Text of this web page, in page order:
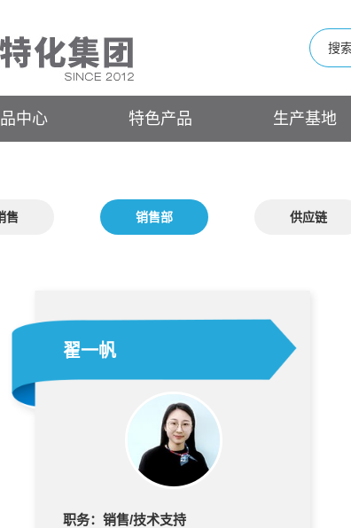
中心 特色产品 生产基地
售 销售部 供应链
翟一帆
职务：销售/技术支持